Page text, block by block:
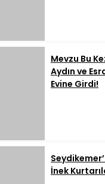
Mevzu Bu
Aydın ve
Evine Girdi!
İnek